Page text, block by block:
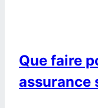
Que faire
assurance